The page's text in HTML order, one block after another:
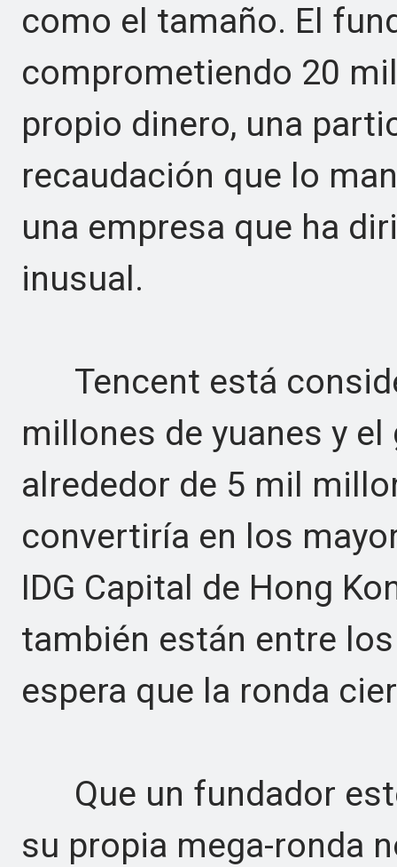
como el tamaño. El
comprometiendo 20
propio dinero, una
recaudación que lo
una empresa que ha
inusual.
Tencent está
millones de yuanes y
alrededor de 5 mil
convertiría en los
IDG Capital de Hong
también están entre
espera que la ronda
Que un fundador
su propia mega-ronda